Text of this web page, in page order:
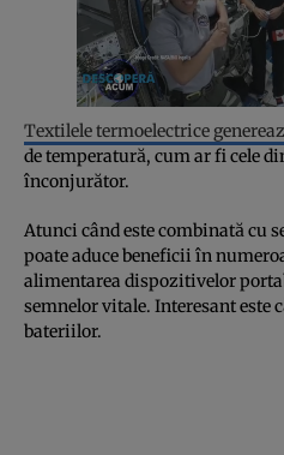
Textilele termoelectrice
de temperatură, cum ar fi cele
înconjurător.
Atunci când este combinată cu
poate aduce beneficii în
alimentarea dispozitivelor
semnelor vitale. Interesant este
bateriilor.